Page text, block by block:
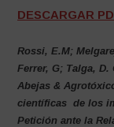
DESCARGAR
Rossi, E.M;
Ferrer, G; Talga,
Abejas &
científicas de los
Petición ante la